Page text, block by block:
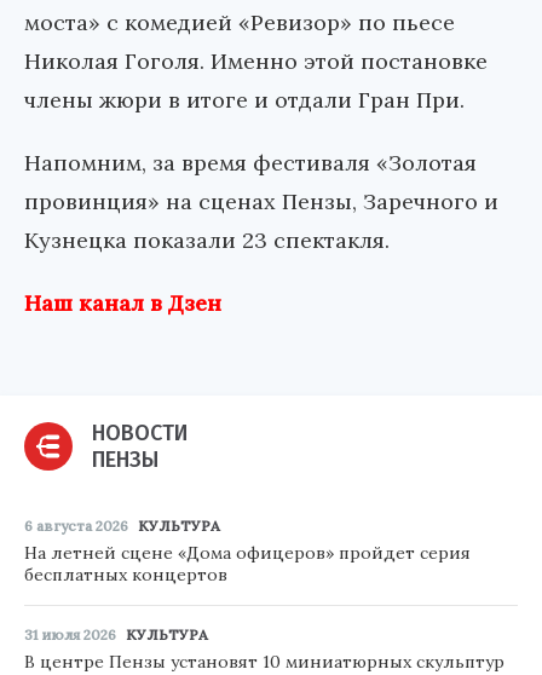
моста» с комедией «Ревизор» по пьесе
Николая Гоголя. Именно этой постановке
члены жюри в итоге и отдали Гран При.
Напомним, за время фестиваля «Золотая
провинция» на сценах Пензы, Заречного и
Кузнецка показали 23 спектакля.
Наш канал в Дзен
НОВОСТИ
ПЕНЗЫ
6 августа 2026 КУЛЬТУРА
На летней сцене «Дома офицеров» пройдет серия
бесплатных концертов
31 июля 2026 КУЛЬТУРА
В центре Пензы установят 10 миниатюрных скульптур